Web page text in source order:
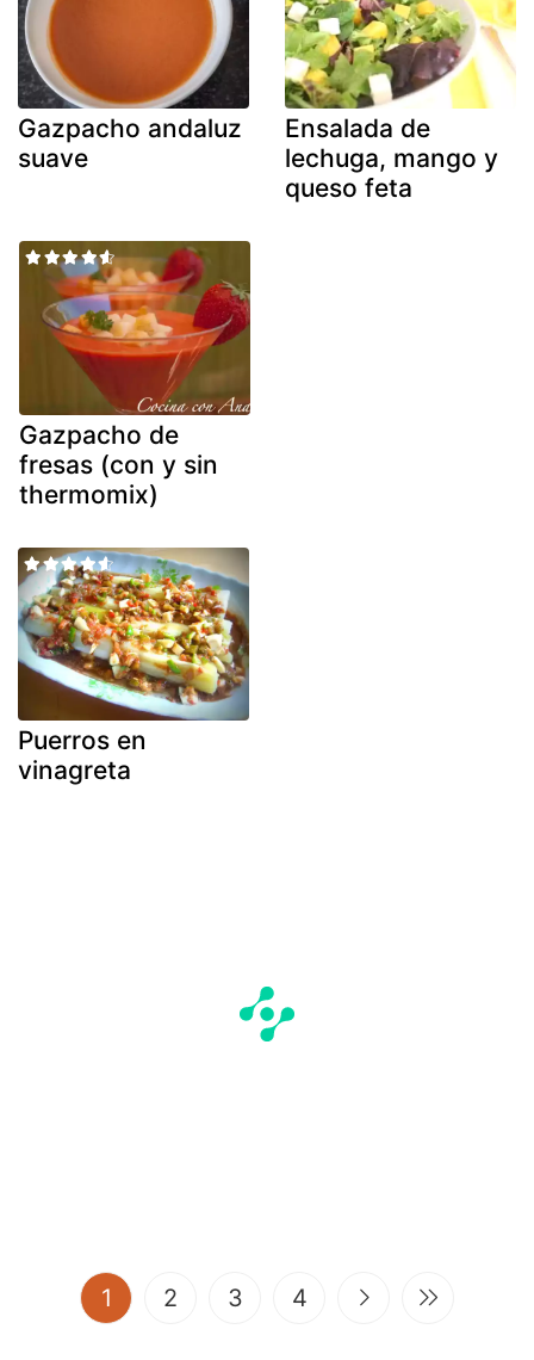
Gazpacho andaluz
suave
Ensalada de
lechuga, mango y
queso feta
Gazpacho de
fresas (con y sin
thermomix)
Puerros en
vinagreta
1 (current)
2 3 4